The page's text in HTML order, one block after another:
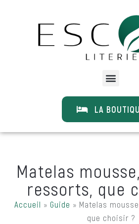
LA
Matelas
ressorts, que
Accueil » Guide » Matelas
que choisir ?